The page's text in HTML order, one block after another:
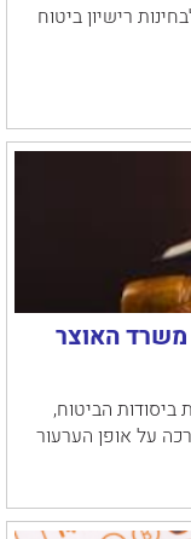
הקורסים למועדי סמסטר ב' 2025 לבחינות רישיון ביטוח
משרד האוצר
ביסודות הביטוח,
על אופן הערעור